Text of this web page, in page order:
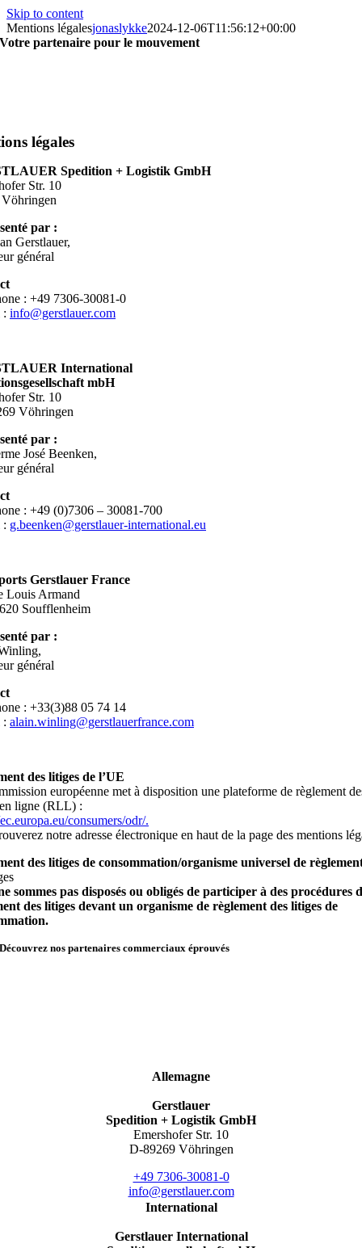
Skip to content
Mentions légalesjonaslykke2024-12-06T11:56:12+00:00
Votre partenaire pour le mouvement
légales
Spedition + Logistik GmbH
Str. 10
par :
Gerstlauer,
général
: +49 7306-30081-0
: info@gerstlauer.com
International
mbH
Str. 10
Vöhringen
par :
José Beenken,
général
: +49 (0)7306 – 30081-700
: g.beenken@gerstlauer-international.eu
Gerstlauer France
Louis Armand
Soufflenheim
par :
général
: +33(3)88 05 74 14
: alain.winling@gerstlauerfrance.com
des litiges de l’UE
européenne met à disposition une plateforme de règlement
ligne (RLL) :
consumers/odr/.
notre adresse électronique en haut de la page des mentions
des litiges de consommation/organisme universel de
sommes pas disposés ou obligés de participer à des procédures
des litiges devant un organisme de règlement des litiges de
Découvrez nos partenaires commerciaux éprouvés
Allemagne
Gerstlauer
Spedition + Logistik GmbH
Emershofer Str. 10
D-89269 Vöhringen
+49 7306-30081-0
info@gerstlauer.com
International
Gerstlauer International